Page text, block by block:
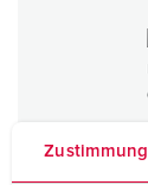
Zustimmung